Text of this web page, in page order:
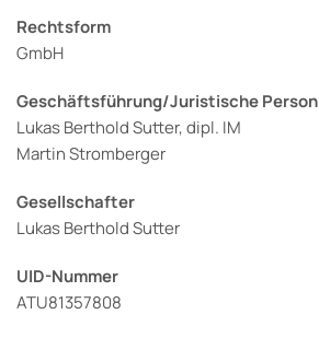
Rechtsform
GmbH
Geschäftsführung/Juristische Person
Lukas Berthold Sutter, dipl. IM
Martin Stromberger
Gesellschafter
Lukas Berthold Sutter
UID-Nummer
ATU81357808